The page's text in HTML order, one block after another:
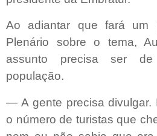
Ao adiantar que fará um
Plenário sobre o tema,
assunto precisa ser de
população.
— A gente precisa divulgar.
o número de turistas que